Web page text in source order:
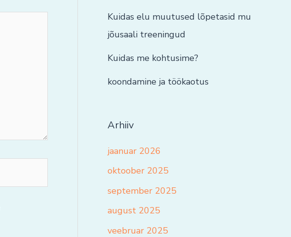
Kuidas elu muutused lõpetasid mu
jõusaali treeningud
Kuidas me kohtusime?
koondamine ja töökaotus
Arhiiv
jaanuar 2026
oktoober 2025
september 2025
august 2025
veebruar 2025